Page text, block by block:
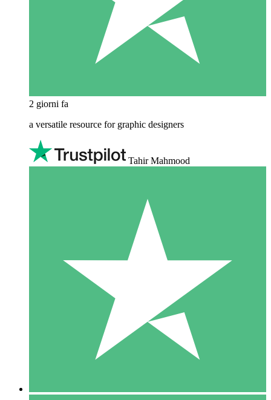
2 giorni fa
a versatile resource for graphic designers
Tahir Mahmood